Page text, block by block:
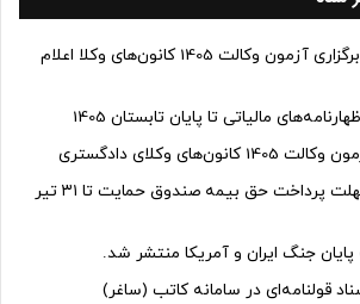
زمان قطعی و رسمی برگزاری آزمون وکالت 1405 کانون‌های وکلا اعلام
مالیاتی تا پایان تابستان 1405
وکلای دادگستری
خبر مهم برای وکلا: مهلت پرداخت حق بیمه صندوق حمایت تا ۳۱ تیر
جنگ ایران و آمریکا منتشر شد.
قولنامه‌ای در سامانه کاتب (ساغر)